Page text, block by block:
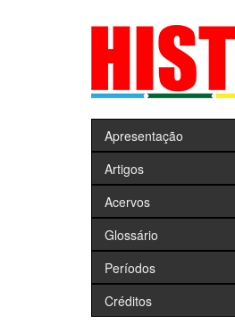
Apresentação
Artigos
Acervos
Glossário
Períodos
Créditos